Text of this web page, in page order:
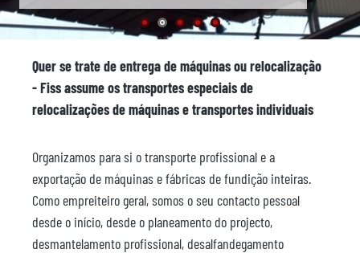
Quer se trate de entrega de máquinas ou relocalização
- Fiss assume os transportes especiais de
relocalizações de máquinas e transportes individuais
Organizamos para si o transporte profissional e a
exportação de máquinas e fábricas de fundição inteiras.
Como empreiteiro geral, somos o seu contacto pessoal
desde o início, desde o planeamento do projecto,
desmantelamento profissional, desalfandegamento